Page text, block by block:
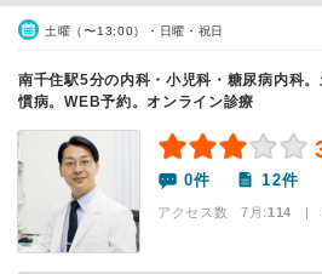
土曜（〜13:00）・日曜・祝日
南千住駅5分の内科・小児科・糖尿病内科
慣病。WEB予約。オンライン診療
0件 12件
アクセス数 7月:114 |